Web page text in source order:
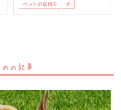
ペットの気持ち 犬
の記事